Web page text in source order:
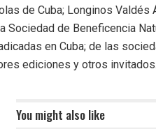
de Cuba; Longinos Valdés
Sociedad de Beneficencia
en Cuba; de las
ediciones y otros invitados.
You might also like